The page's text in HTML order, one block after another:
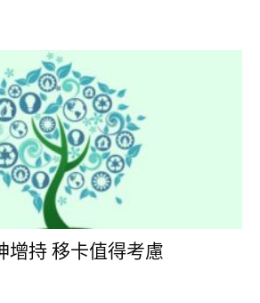
增持 移卡值得考慮